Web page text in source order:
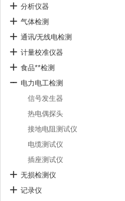
分析仪器
气体检测
通讯/无线电检测
计量校准仪器
食品**检测
电力电工检测
信号发生器
热电偶探头
接地电阻测试仪
电缆测试仪
插座测试仪
无损检测仪
记录仪